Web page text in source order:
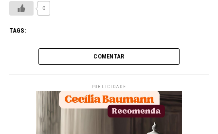
0
TAGS:
COMENTAR
PUBLICIDADE